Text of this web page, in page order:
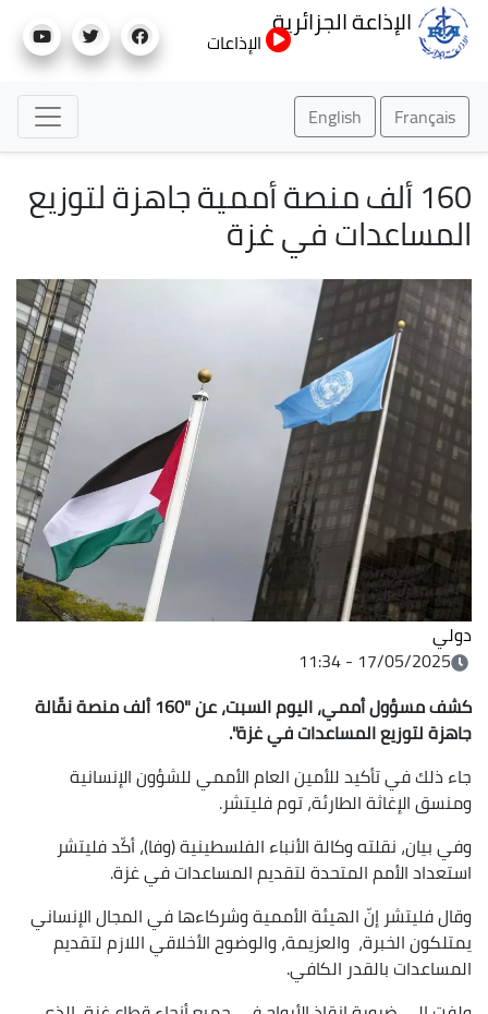
إلى
الإذاعة الجزائرية
الإذاعات
Français
English
160 ألف منصة أممية جاهزة لتوزيع
المساعدات في غزة
دولي
17/05/2025 - 11:34
كشف مسؤول أممي، اليوم السبت، عن "160 ألف منصة نقّالة
جاهزة لتوزيع المساعدات في غزة".
جاء ذلك في تأكيد للأمين العام الأممي للشؤون الإنسانية
ومنسق الإغاثة الطارئة، توم فليتشر.
وفي بيان، نقلته وكالة الأنباء الفلسطينية (وفا)، أكّد فليتشر
استعداد الأمم المتحدة لتقديم المساعدات في غزة.
وقال فليتشر إنّ الهيئة الأممية وشركاءها في المجال الإنساني
يمتلكون الخبرة، والعزيمة، والوضوح الأخلاقي اللازم لتقديم
المساعدات بالقدر الكافي.